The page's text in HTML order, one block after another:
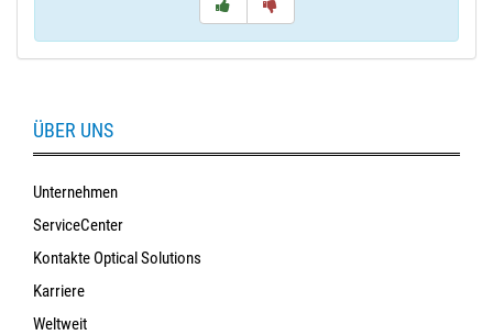
ÜBER UNS
Unternehmen
ServiceCenter
Kontakte Optical Solutions
Karriere
Weltweit